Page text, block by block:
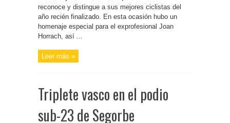
reconoce y distingue a sus mejores ciclistas del
año recién finalizado. En esta ocasión hubo un
homenaje especial para el exprofesional Joan
Horrach, así ...
Leer más »
Triplete vasco en el podio
sub-23 de Segorbe